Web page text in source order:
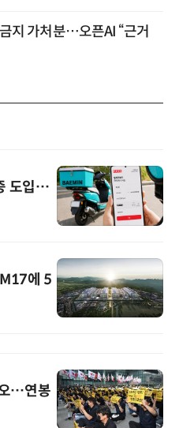
지 가처분…오픈AI “근거
도입…
에 5
…연봉